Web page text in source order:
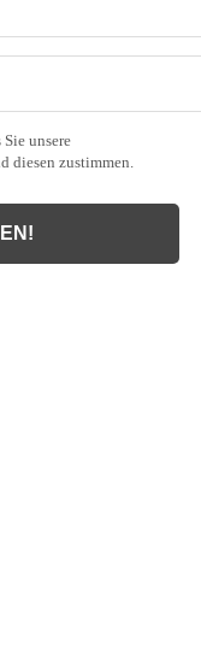
unsere
diesen zustimmen.